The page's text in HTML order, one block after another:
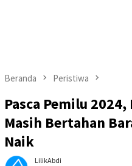
Beranda Peristiwa
Pasca Pemilu
Masih Bertahan
Naik
LilikAbdi